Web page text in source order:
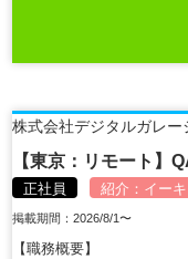
株式会社デジタルガレー
【東京：リモート
正社員 紹介： イー
掲載期間：2026/8/1〜
【職務概要】